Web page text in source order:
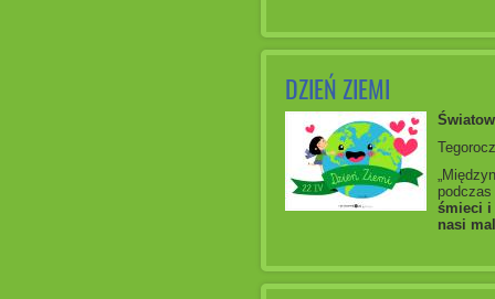
DZIEŃ ZIEMI
śmieci i
nasi